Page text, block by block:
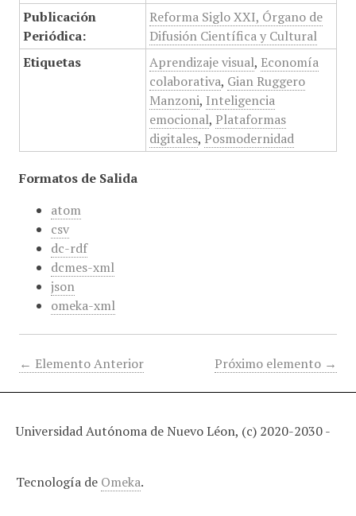
Publicación
Periódica:
Reforma Siglo XXI, Órgano de
Difusión Científica y Cultural
Etiquetas
Aprendizaje visual, Economía
colaborativa, Gian Ruggero
Manzoni, Inteligencia
emocional, Plataformas
digitales, Posmodernidad
Formatos de Salida
atom
csv
dc-rdf
dcmes-xml
json
omeka-xml
← Elemento Anterior Próximo elemento →
Universidad Autónoma de Nuevo Léon, (c) 2020-2030 -
Tecnología de Omeka.